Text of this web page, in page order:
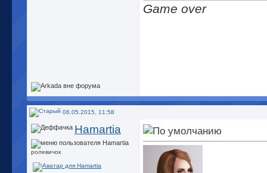
Game over
06.05.2015, 11:58
Hamartia
ролевичок